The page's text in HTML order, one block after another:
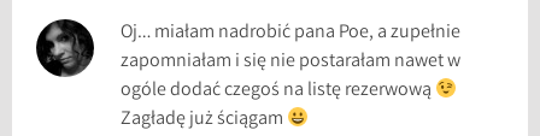
Oj… miałam nadrobić pana Poe, a zupełnie
zapomniałam i się nie postarałam nawet w
ogóle dodać czegoś na listę rezerwową
Zagładę już ściągam